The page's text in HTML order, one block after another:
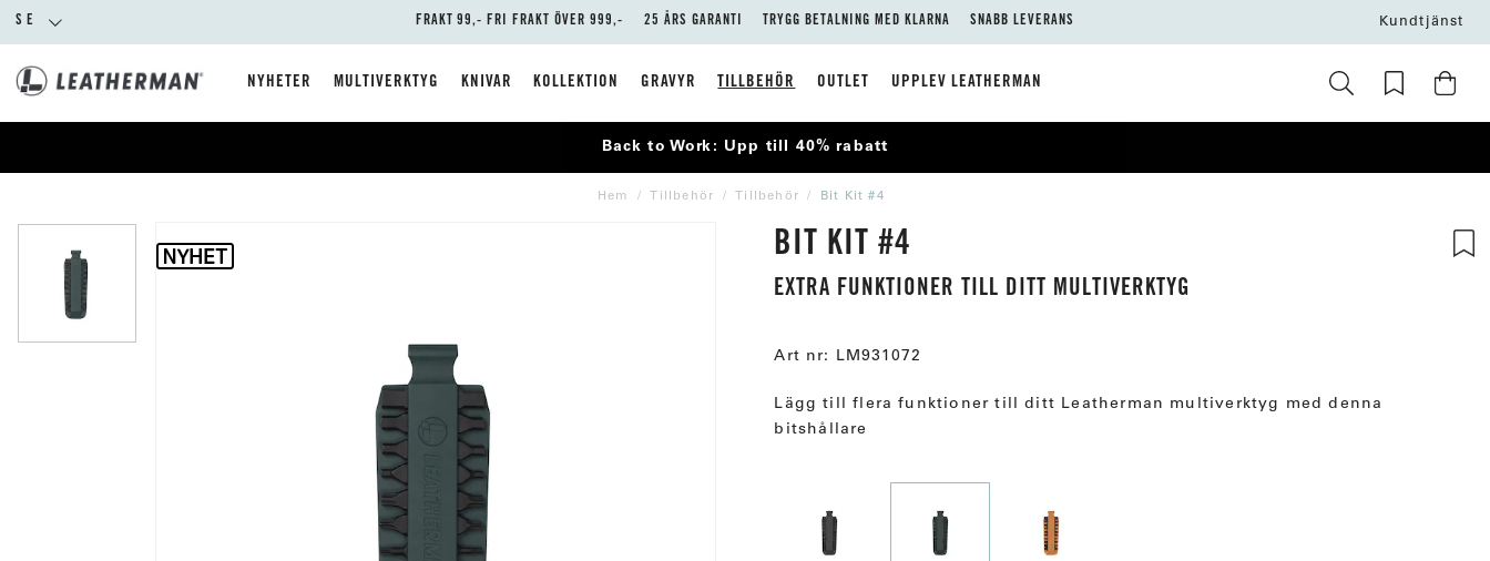
SE FRAKT 99,- FRI FRAKT ÖVER 999,- 25 ÅRS GARANTI TRYGG BETALNING MED KLARNA SNABB LEVERANS Kundtjänst
NYHETER MULTIVERKTYG KNIVAR KOLLEKTION GRAVYR TILLBEHÖR OUTLET UPPLEV LEATHERMAN
Back to Work: Upp till 40% rabatt
Hem Tillbehör Tillbehör Bit Kit #4
BIT KIT #4
EXTRA FUNKTIONER TILL DITT MULTIVERKTYG
Art nr: LM931072
Lägg till flera funktioner till ditt Leatherman multiverktyg med denna
bitshållare